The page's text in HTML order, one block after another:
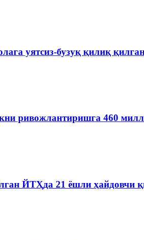
уятсиз-бузуқ қилиқ
ривожлантиришга 460
ЙТҲда 21 ёшли ҳайдовчи